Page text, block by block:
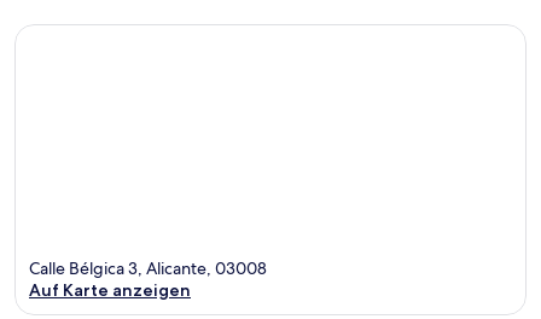
Calle Bélgica 3, Alicante, 03008
Auf Karte anzeigen